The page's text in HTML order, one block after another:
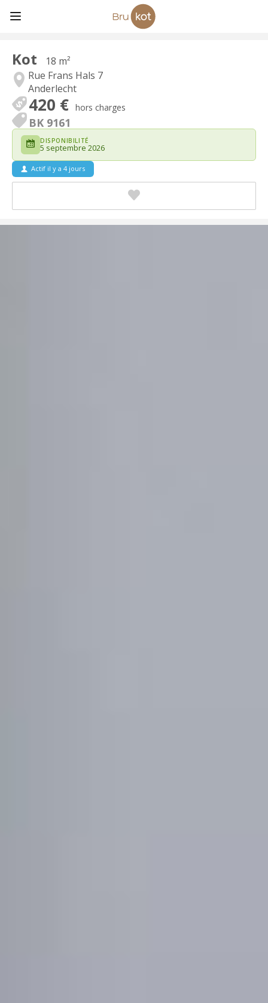
Kot
18 m²
Rue Frans Hals 7
Anderlecht
420 € hors charges
BK 9161
DISPONIBILITÉ
5 septembre 2026
Actif il y a 4 jours